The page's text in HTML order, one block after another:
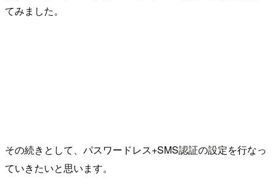
てみました。
その続きとして、パスワードレス+SMS認証の設定を行なっ
ていきたいと思います。